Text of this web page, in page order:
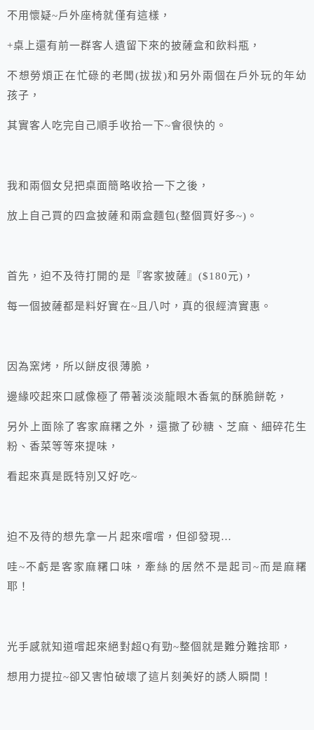
不用懷疑~戶外座椅就僅有這樣，
+桌上還有前一群客人遺留下來的披薩盒和飲料瓶，
不想勞煩正在忙碌的老闆(拔拔)和另外兩個在戶外玩的年幼
孩子，
其實客人吃完自己順手收拾一下~會很快的。
我和兩個女兒把桌面簡略收拾一下之後，
放上自己買的四盒披薩和兩盒麵包(整個買好多~)。
首先，迫不及待打開的是『客家披薩』($180元)，
每一個披薩都是料好實在~且八吋，真的很經濟實惠。
因為窯烤，所以餅皮很薄脆，
邊緣咬起來口感像極了帶著淡淡龍眼木香氣的酥脆餅乾，
另外上面除了客家麻糬之外，還撒了砂糖、芝麻、細碎花生
粉、香菜等等來提味，
看起來真是既特別又好吃~
迫不及待的想先拿一片起來嚐嚐，但卻發現…
哇~不虧是客家麻糬口味，牽絲的居然不是起司~而是麻糬
耶！
光手感就知道嚐起來絕對超Q有勁~整個就是難分難捨耶，
想用力提拉~卻又害怕破壞了這片刻美好的誘人瞬間！